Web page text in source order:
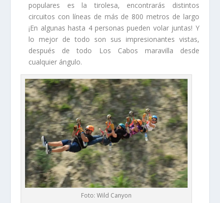
populares es la tirolesa, encontrarás distintos
circuitos con líneas de más de 800 metros de largo
¡En algunas hasta 4 personas pueden volar juntas! Y
lo mejor de todo son sus impresionantes vistas,
después de todo Los Cabos maravilla desde
cualquier ángulo.
Foto: Wild Canyon